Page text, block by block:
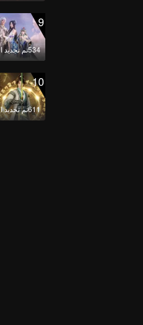
9
534تم تجديد الحلقة
10
611تم تجديد الحلقة